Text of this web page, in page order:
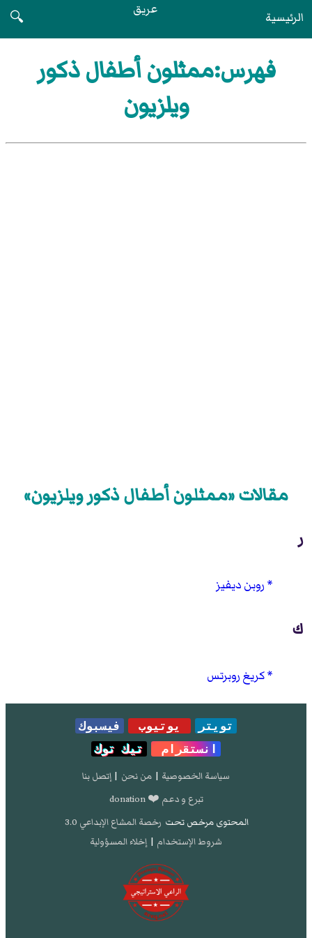
الرئيسية عريق
🔍
فهرس:ممثلون أطفال ذكور
ويلزيون
مقالات «ممثلون أطفال ذكور ويلزيون»
ر
روبن ديفيز
ك
كريغ روبرتس
تويتر يوتيوب
فيسبوك
انستقرام
تيك توك
سياسة الخصوصية | من نحن | إتصل بنا
تبرع و دعم ❤️ donation
المحتوى مرخص تحت رخصة المشاع الإبداعي 3.0
شروط الإستخدام | إخلاء المسؤولية